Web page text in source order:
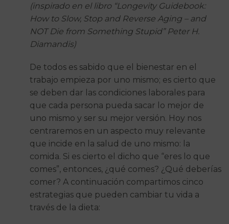
(inspirado en el libro “Longevity Guidebook:
How to Slow, Stop and Reverse Aging – and
NOT Die from Something Stupid” Peter H.
Diamandis)
De todos es sabido que el bienestar en el
trabajo empieza por uno mismo; es cierto que
se deben dar las condiciones laborales para
que cada persona pueda sacar lo mejor de
uno mismo y ser su mejor versión. Hoy nos
centraremos en un aspecto muy relevante
que incide en la salud de uno mismo: la
comida. Si es cierto el dicho que “eres lo que
comes”, entonces, ¿qué comes? ¿Qué deberías
comer? A continuación compartimos cinco
estrategias que pueden cambiar tu vida a
través de la dieta: